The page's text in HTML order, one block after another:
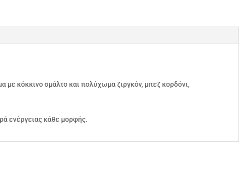
με κόκκινο σμάλτο και πολύχωμα ζιργκόν, μπεζ κορδόνι,
ενέργειας κάθε μορφής.